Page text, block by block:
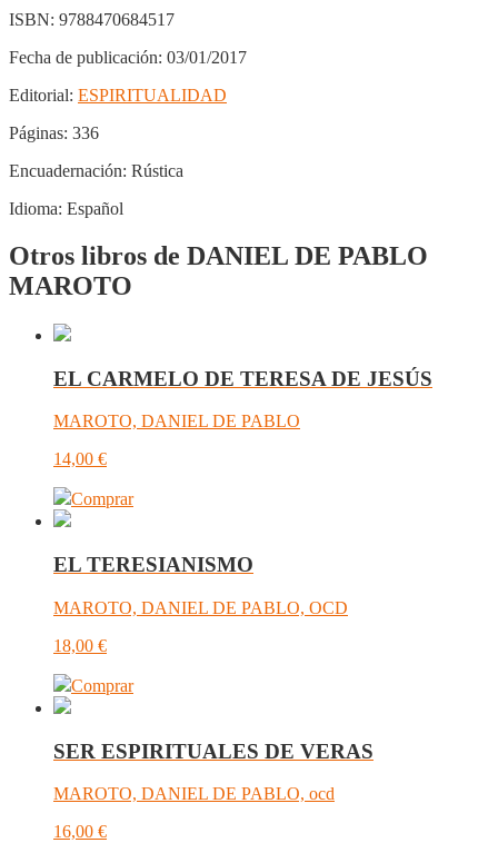
ISBN: 9788470684517
Fecha de publicación: 03/01/2017
Editorial: ESPIRITUALIDAD
Páginas: 336
Encuadernación: Rústica
Idioma: Español
Otros libros de DANIEL DE PABLO
MAROTO
EL CARMELO DE TERESA DE JESÚS
MAROTO, DANIEL DE PABLO
14,00 €
Comprar
EL TERESIANISMO
MAROTO, DANIEL DE PABLO, OCD
18,00 €
Comprar
SER ESPIRITUALES DE VERAS
MAROTO, DANIEL DE PABLO, ocd
16,00 €